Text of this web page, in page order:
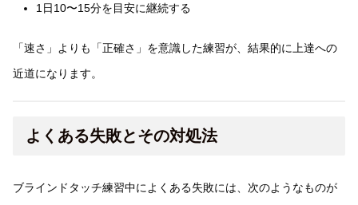
1日10〜15分を目安に継続する
「速さ」よりも「正確さ」を意識した練習が、結果的に上達への
近道になります。
よくある失敗とその対処法
ブラインドタッチ練習中によくある失敗には、次のようなものが